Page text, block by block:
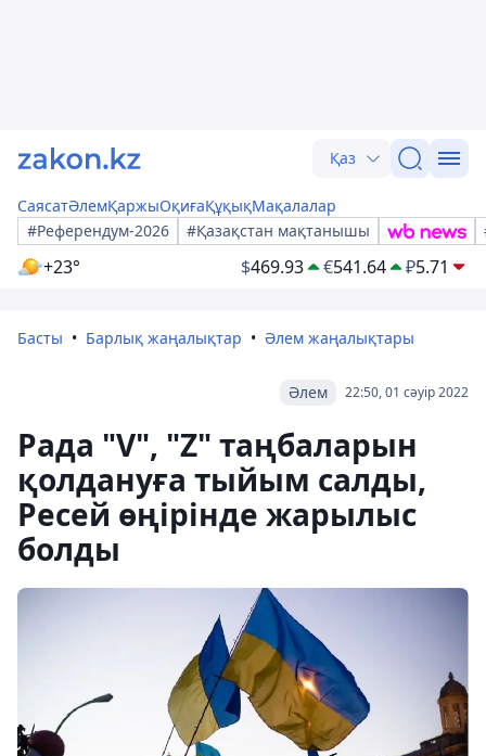
Қаз
СаясатӘлемҚаржыОқиғаҚұқықМақалалар
#Референдум-2026
#Қазақстан мақтанышы
+23° $469.93 €541.64 ₽5.71
Басты Барлық жаңалықтар Әлем жаңалықтары
22:50, 01 сәуір 2022
Әлем
Рада "V", "Z" таңбаларын
қолдануға тыйым салды,
Ресей өңірінде жарылыс
болды